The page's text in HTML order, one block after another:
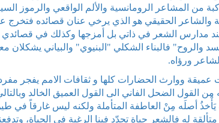
من المشاعر الرومانسية والألم الواقعي والرموز
والشاعر الحقيقي هو الذي يرخي عنان قصائده فتخرج
أفند مدارس الشعر في ذاتي بل أمزجها وكذلك في
فالبناء الشكلي "البنيوي" والبياني يشكلان
ورؤاه.
عميقة ووارث الحضارات كلها و ثقافات الامم يفجر
القول الضحل الفاني الى القول العميق الخالد
يَأْخذُ أصلَه مِنْ العاطفة المتأملة ولكنه ليس غارقاً في
له فالشعر حياة تجدّد فينا الرغبة في الحياة،